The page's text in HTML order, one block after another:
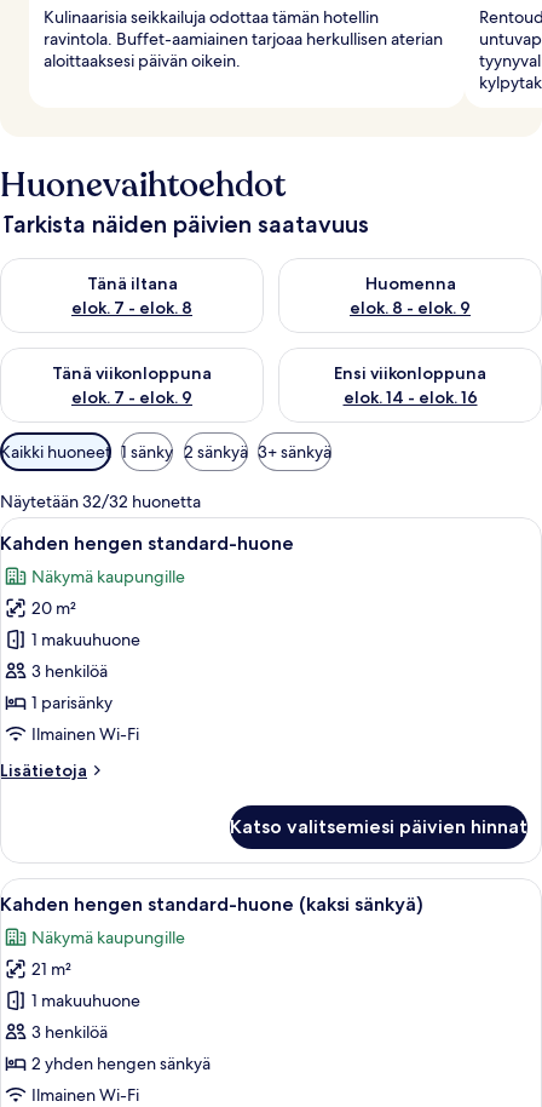
Kulinaarisia seikkailuja odottaa tämän hotellin
ravintola. Buffet-aamiainen tarjoaa herkullisen aterian
aloittaaksesi päivän oikein.
Huonevaihtoehdot
Tarkista näiden päivien saatavuus
Tänä iltana
elok. 7 - elok. 8
Tarkista tämän illan saatavuus elok. 7 - elok. 8
Huomenna
elok. 8 - elok. 9
Tarkista huomisen saatavuus
Tänä viikonloppuna
elok. 7 - elok. 9
Tarkista tämän viikonlopun saatavuus elok. 7 - elok. 9
Ensi viikonloppuna
elok. 14 - elok. 16
Tarkista ensi viikonlopun
Huoneille
saatavilla
olevia
suodattimia
Kaikki huoneet 1 sänky 2 sänkyä 3+ sänkyä
Näytetään 32/32 huonetta
Avaa
kaikki
huonetyypin
Kahden
hengen
standard-
huone
kuvat
Siististi pedattu sänky valkoisilla
5
Kahden hengen standard-huone
Näkymä kaupungille
20 m²
1 makuuhuone
3 henkilöä
1 parisänky
Ilmainen Wi-Fi
Lisätietoja
Lisätietoja
standard-
huone
Katso valitsemiesi päivien hinnat
Avaa
kaikki
huonetyypin
Kahden
hengen
standard-
huone
(kaksi
Hotellihuone, jossa on kaksi
7
Kahden hengen standard-huone (kaksi sänkyä)
Näkymä kaupungille
21 m²
1 makuuhuone
3 henkilöä
2 yhden hengen sänkyä
Ilmainen Wi-Fi